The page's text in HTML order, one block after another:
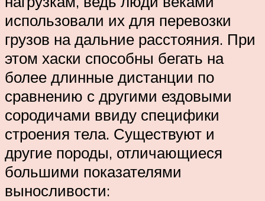
использовали их для перевозки
грузов на дальние расстояния. При
этом хаски способны бегать на
более длинные дистанции по
сравнению с другими ездовыми
сородичами ввиду специфики
строения тела. Существуют и
другие породы, отличающиеся
большими показателями
выносливости: